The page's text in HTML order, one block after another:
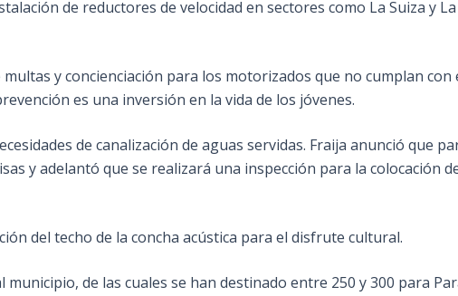
de reductores de velocidad en sectores como La Suiza y
y concienciación para los motorizados que no cumplan con
es una inversión en la vida de los jóvenes.
de canalización de aguas servidas. Fraija anunció que
y adelantó que se realizará una inspección para la colocación
del techo de la concha acústica para el disfrute cultural.
de las cuales se han destinado entre 250 y 300 para